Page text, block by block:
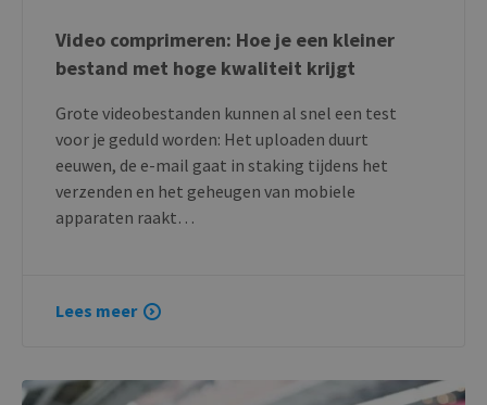
Video comprimeren: Hoe je een kleiner
bestand met hoge kwaliteit krijgt
Grote videobestanden kunnen al snel een test
voor je geduld worden: Het uploaden duurt
eeuwen, de e-mail gaat in staking tijdens het
verzenden en het geheugen van mobiele
apparaten raakt…
Lees meer